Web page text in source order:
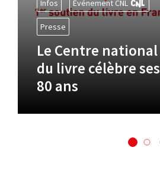
Infos Événement CNL
Presse
Le Centre national
du livre célèbre ses
80 ans